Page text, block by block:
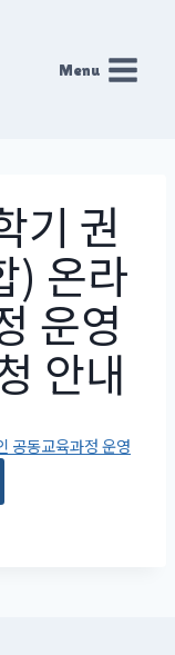
Menu
기 권
) 온라
운영
안내
공동교육과정 운영